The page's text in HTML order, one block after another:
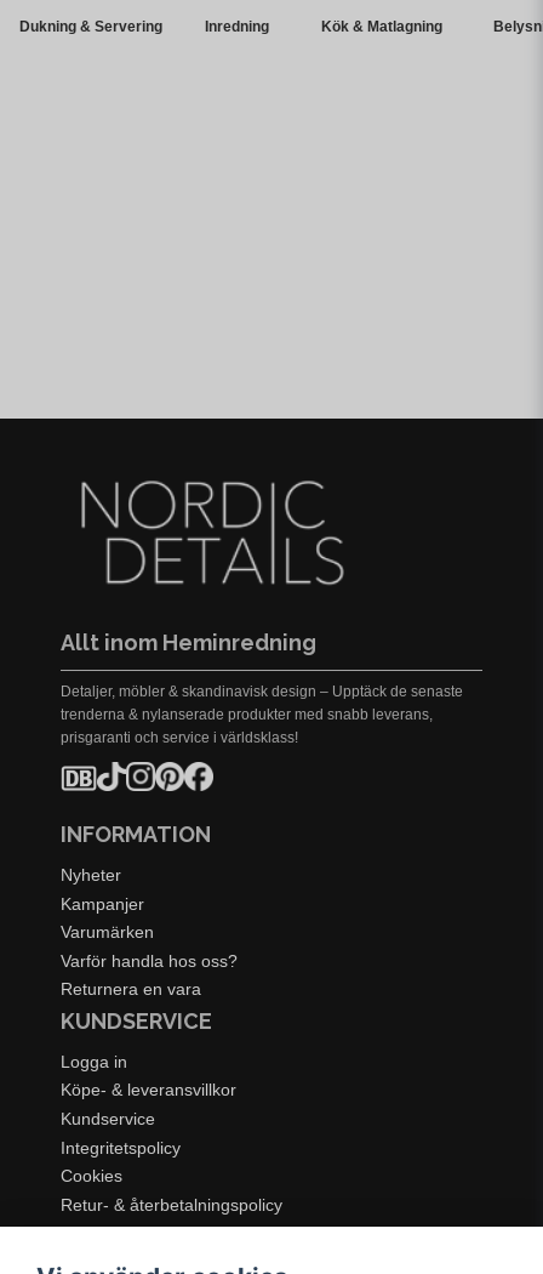
Dukning & Servering Inredning Kök & Matlagning
Allt inom Heminredning
Detaljer, möbler & skandinavisk design – Upptäck de senaste
trenderna & nylanserade produkter med snabb leverans,
prisgaranti och service i världsklass!
INFORMATION
Nyheter
Kampanjer
Varumärken
Varför handla hos oss?
Returnera en vara
KUNDSERVICE
Logga in
Köpe- & leveransvillkor
Kundservice
Integritetspolicy
Cookies
Retur- & återbetalningspolicy